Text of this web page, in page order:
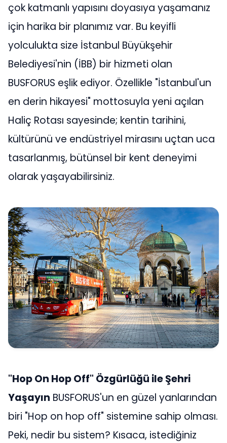
çok katmanlı yapısını doyasıya yaşamanız
için harika bir planımız var. Bu keyifli
yolculukta size İstanbul Büyükşehir
Belediyesi'nin (İBB) bir hizmeti olan
BUSFORUS eşlik ediyor. Özellikle "İstanbul'un
en derin hikayesi" mottosuyla yeni açılan
Haliç Rotası sayesinde; kentin tarihini,
kültürünü ve endüstriyel mirasını uçtan uca
tasarlanmış, bütünsel bir kent deneyimi
olarak yaşayabilirsiniz.
"Hop On Hop Off" Özgürlüğü ile Şehri
Yaşayın BUSFORUS'un en güzel yanlarından
biri "Hop on hop off" sistemine sahip olması.
Peki, nedir bu sistem? Kısaca, istediğiniz